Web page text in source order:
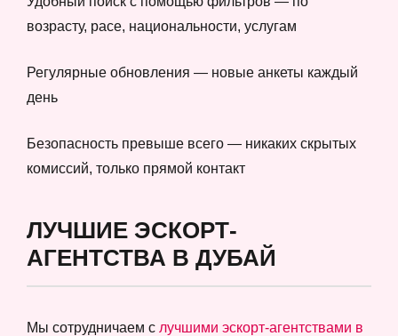
возрасту, расе, национальности, услугам
Регулярные обновления — новые анкеты каждый
день
Безопасность превыше всего — никаких скрытых
комиссий, только прямой контакт
ЛУЧШИЕ ЭСКОРТ-
АГЕНТСТВА В ДУБАЙ
Мы сотрудничаем с лучшими эскорт-агентствами в